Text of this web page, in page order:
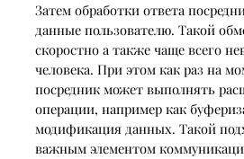
Затем обработки ответа
данные пользователю. Такой
скоростно а также чаще всего
человека. При этом как раз на
посредник может выполнять
операции, например как
модификация данных. Такой
важным элементом